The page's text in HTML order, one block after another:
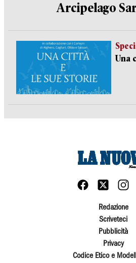
Arcipelago
Una
Redazione
Scriveteci
Pubblicità
Privacy
Codice Etico e